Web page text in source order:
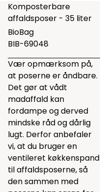
Komposterbare
affaldsposer - 35 liter
BioBag
BIB-69048
Vær opmærksom på,
at poserne er åndbare.
Det gør at vådt
madaffald kan
fordampe og derved
mindske råd og dårlig
lugt. Derfor anbefaler
vi, at du bruger en
ventileret køkkenspand
til affaldsposerne, så
den sammen med